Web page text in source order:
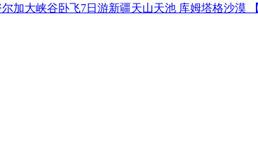
加大峡谷卧飞7日游新疆天山天池 库姆塔格沙漠